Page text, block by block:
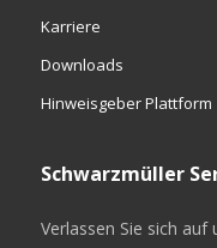
Karriere
Downloads
Hinweisgeber Plattform
Schwarzmüller
Verlassen Sie sich auf